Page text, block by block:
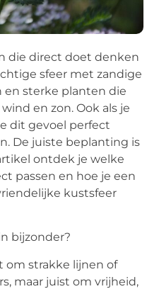
die direct doet denken
sfeer met zandige
en sterke planten die
en zon. Ook als je
dit gevoel perfect
De juiste beplanting is
ontdek je welke
passen en hoe je een
kustsfeer
bijzonder?
om strakke lijnen of
maar juist om vrijheid,